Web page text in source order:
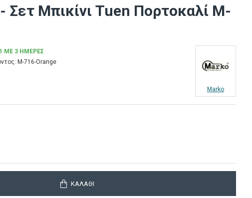
Σετ Μπικίνι Tuen Πορτοκαλί M-
ΜΕ 3 ΗΜΈΡΕΣ
M-716-Orange
Marko
ΚΑΛΆΘΙ